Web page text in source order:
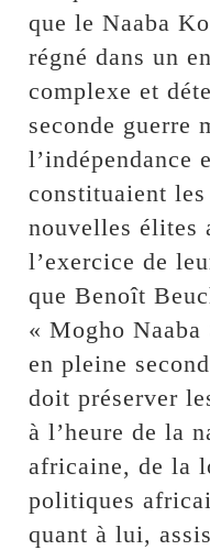
que le Naaba
régné dans un
complexe et
seconde guerre
l’indépendance
constituaient
nouvelles élites
l’exercice de
que Benoît
« Mogho
en pleine
doit préserver
à l’heure de la
africaine, de la
politiques
quant à lui,